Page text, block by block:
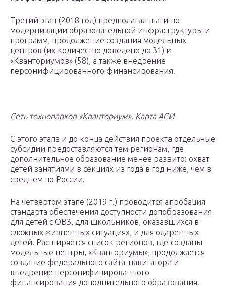
Третий этап (2018 год) предполагал шаги по
модернизации образовательной инфраструктуры и
программ, продолжение создания модельных
центров (их количество доведено до 31) и
«Кванториумов» (58), а также внедрение
персонифицированного финансирования.
Сеть технопарков «Кванториум». Карта АСИ
С этого этапа и до конца действия проекта отдельные
субсидии предоставляются тем регионам, где
дополнительное образование менее развито: охват
детей занятиями в секциях из года в год ниже, чем в
среднем по России.
На четвертом этапе (2019 г.) проводится апробация
стандарта обеспечения доступности допобразования
для детей с ОВЗ, для школьников, оказавшихся в
сложных жизненных ситуациях, и для одаренных
детей. Расширяется список регионов, где созданы
модельные центры, «Кванториумы», продолжается
создание федерального сайта-навигатора и
внедрение персонифицированного
финансирования дополнительного образования.